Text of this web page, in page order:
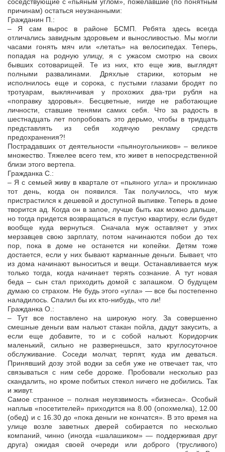
соседствующие с «пьяным углом», пожелавшие (по понятным
причинам) остаться неузнанными:
Гражданин П.:
– Я сам вырос в районе БСМП. Ребята здесь всегда
отличались завидным здоровьем и выносливостью. Мы могли
часами гонять мяч или «летать» на велосипедах. Теперь,
попадая на родную улицу, я с ужасом смотрю на своих
бывших сотоварищей. Те из них, кто еще жив, выглядят
полными развалинами. Дряхлые старики, которым не
исполнилось еще и сорока, с пустыми глазами бродят по
тротуарам, выклянчивая у прохожих два-три рубля на
«поправку здоровья». Бесцветные, нигде не работающие
личности, ставшие тенями самих себя. Что за радость в
шестнадцать лет попробовать это дерьмо, чтобы в тридцать
представлять из себя ходячую рекламу средств
предохранения?!
Пострадавших от деятельности «пьяноугольников» – великое
множество. Тяжелее всего тем, кто живет в непосредственной
близи этого вертепа.
Гражданка С.:
– Я с семьей живу в квартале от «пьяного угла» и проклинаю
тот день, когда он появился. Так получилось, что муж
пристрастился к дешевой и доступной выпивке. Теперь в доме
творится ад. Когда он в запое, лучше быть как можно дальше,
но тогда придется возвращаться в пустую квартиру, если будет
вообще куда вернуться. Сначала муж оставляет у этих
мерзавцев свою зарплату, потом начинаются побои до тех
пор, пока в доме не останется ни копейки. Детям тоже
достается, если у них бывают карманные деньги. Бывает, что
из дома начинают выноситься и вещи. Останавливается муж
только тогда, когда начинает терять сознание. А тут новая
беда – сын стал приходить домой с запашком. О будущем
думаю со страхом. Не будь этого «угла» — все бы постепенно
наладилось. Спалил бы их кто-нибудь, что ли!
Гражданка О.:
– Тут все поставлено на широкую ногу. За совершенно
смешные деньги вам нальют стакан пойла, дадут закусить, а
если еще добавите, то и с собой нальют. Коридорчик
маленький, сильно не развернешься, зато круглосуточное
обслуживание. Соседи молчат, терпят, куда им деваться.
Принявший дозу этой водки за себя уже не отвечает так, что
связываться с ним себе дороже. Пробовали несколько раз
скандалить, но кроме побитых стекол ничего не добились. Так
и живут.
Самое странное – полная неуязвимость «бизнеса». Особый
наплыв «посетителей» приходится на 8.00 (опохмелка), 12.00
(обед) и с 16.30 до «пока деньги не кончатся». В это время на
улице возле заветных дверей собирается по несколько
компаний, чинно (иногда «шалашиком» — поддерживая друг
друга) ожидая своей очереди или доброго (трусливого)